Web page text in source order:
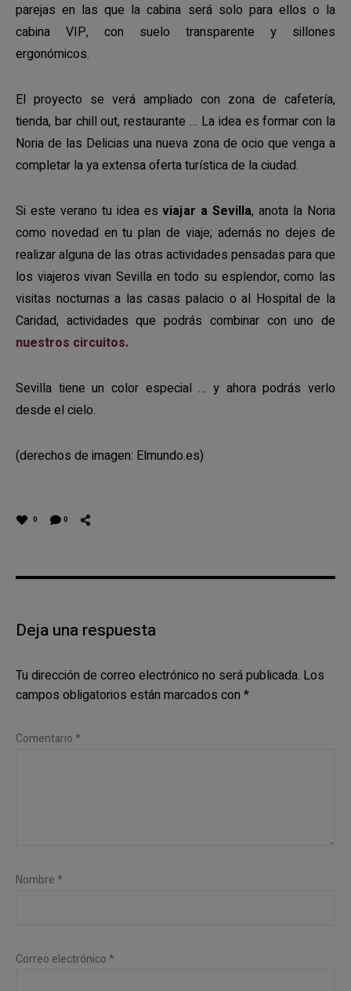
parejas en las que la cabina será solo para ellos o la
cabina VIP, con suelo transparente y sillones
ergonómicos.
El proyecto se verá ampliado con zona de cafetería,
tienda, bar chill out, restaurante … La idea es formar con la
Noria de las Delicias una nueva zona de ocio que venga a
completar la ya extensa oferta turística de la ciudad.
Si este verano tu idea esviajar a Sevilla, anota la Noria
como novedad en tu plan de viaje; además no dejes de
realizar alguna de las otras actividades pensadas para que
los viajeros vivan Sevilla en todo su esplendor, como las
visitas nocturnas a las casas palacio o al Hospital de la
Caridad, actividades que podrás combinar con uno de
nuestros circuitos.
Sevilla tiene un color especial … y ahora podrás verlo
desde el cielo.
(derechos de imagen: Elmundo.es)
0 0
Deja una respuesta
Tu dirección de correo electrónico no será publicada. Los
campos obligatorios están marcados con *
Comentario*
Nombre*
Correo electrónico*